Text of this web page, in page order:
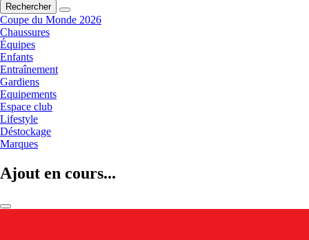
Rechercher
Coupe du Monde 2026
Chaussures
Équipes
Enfants
Entraînement
Gardiens
Equipements
Espace club
Lifestyle
Déstockage
Marques
Ajout en cours...